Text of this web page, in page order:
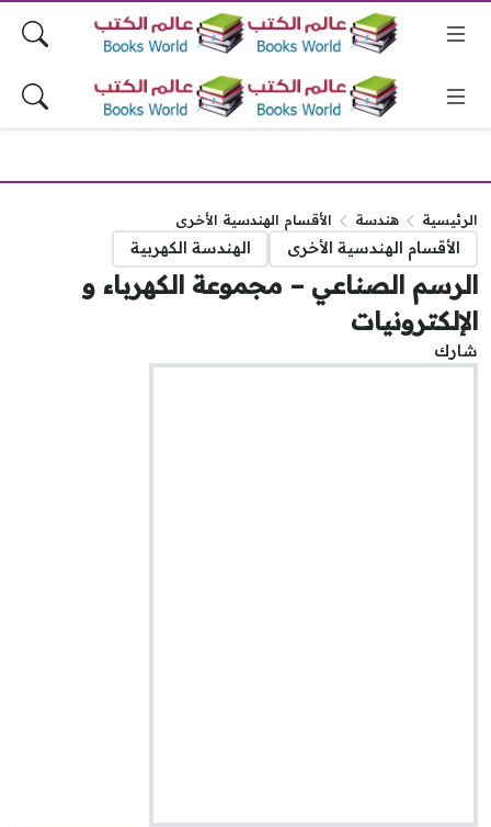
هندسة الأقسام الهندسية الأخرى
الأقسام الهندسية الأخرى الهندسة الكهربية
الصناعي – مجموعة الكهرباء و